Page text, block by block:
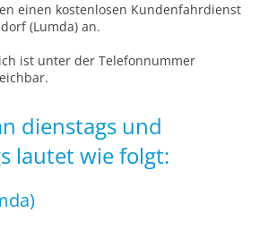
einen kostenlosen Kundenfahrdienst
(Lumda) an.
ist unter der Telefonnummer
dienstags und
lautet wie folgt: